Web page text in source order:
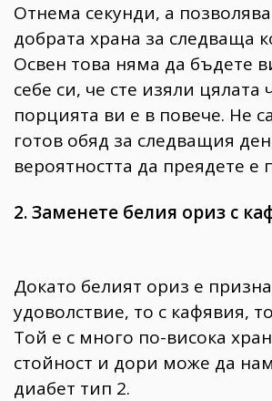
Отнема секунди, а
добрата храна за следваща
Освен това няма да бъдете
себе си, че сте изяли цялата
порцията ви е в повече. Не
готов обяд за следващия
вероятността да преядете е
2. Заменете белия ориз с
Докато белият ориз е
удоволствие, то с кафявия,
Той е с много по-висока
стойност и дори може да
диабет тип 2.